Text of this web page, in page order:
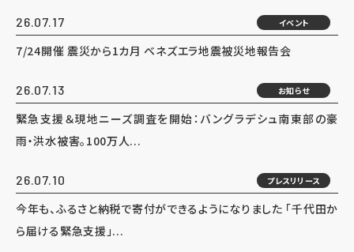
26.07.17 イベント
7/24開催 震災から1カ月 ベネズエラ地震被災地報告会
26.07.13 お知らせ
緊急支援＆現地ニーズ調査を開始：バングラデシュ南東部の豪
雨・洪水被害。100万人...
26.07.10 プレスリリース
今年も、ふるさと納税で寄付ができるようになりました 「千代田か
ら届ける緊急支援」...